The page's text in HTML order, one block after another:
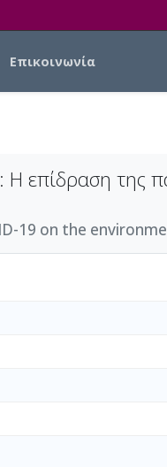
Επικοινωνία
επίδραση της
19 on the